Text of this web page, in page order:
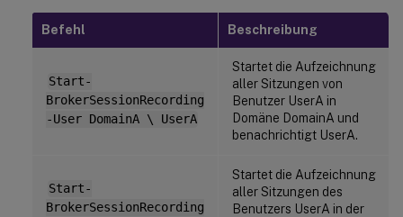
Befehl Beschreibung
Start-
BrokerSessionRecording
-User DomainA \ UserA
Startet die Aufzeichnung
aller Sitzungen von
Benutzer UserA in
Domäne DomainA und
benachrichtigt UserA.
Start-
BrokerSessionRecording
Startet die Aufzeichnung
aller Sitzungen des
Benutzers UserA in der